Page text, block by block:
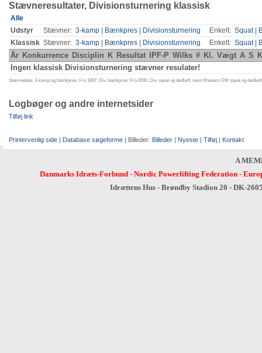
Stævneresultater, Divisionsturnering klassisk
Alle
Udstyr
Stævner: 3-kamp Bænkpres Divisionsturnering Enkelt: Squat|
Klassisk Stævner: 3-kamp Bænkpres Divisionsturnering Enkelt: Squat|
År Konkurrence Disciplin K Resultat IPF-P Wilks # Kl. Vægt A S
Ingen klassisk Divisionsturnering stævner resulater!
Stævnedata: 3-kamp og bænkpres: Fra 1997. Div. bænkpres: Fra 2000. Div. squat og dødløft, samt Masters DM squat og
Logbøger og andre internetsider
Tilføj link
Printervenlig side | Database søgeforme | Billeder: Billeder | Nyeste | Tilføj | Kontakt
A
Danmarks Idræts-Forbund- Nordic Powerlifting Federation-
Idrættens Hus - Brøndby Stadion 20 - DK-